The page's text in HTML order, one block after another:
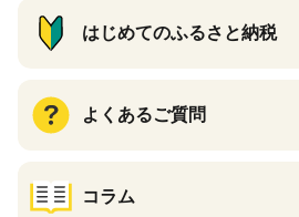
はじめてのふるさと納税
よくあるご質問
コラム